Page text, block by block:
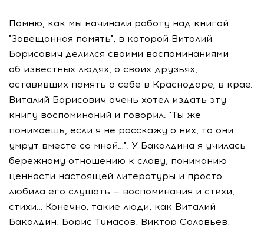
Помню, как мы начинали работу над книгой
"Завещанная память", в которой Виталий
Борисович делился своими воспоминаниями
об известных людях, о своих друзьях,
оставивших память о себе в Краснодаре, в крае.
Виталий Борисович очень хотел издать эту
книгу воспоминаний и говорил: "Ты же
понимаешь, если я не расскажу о них, то они
умрут вместе со мной…". У Бакалдина я училась
бережному отношению к слову, пониманию
ценности настоящей литературы и просто
любила его слушать — воспоминания и стихи,
стихи… Конечно, такие люди, как Виталий
Бакалдин, Борис Тумасов, Виктор Соловьев,